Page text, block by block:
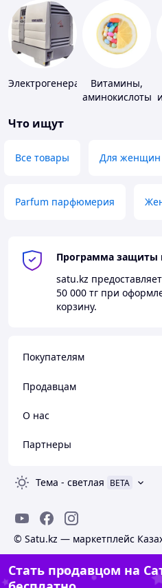
ЭлектрогенераторыВитамины,
аминокислоты
Что ищут
Все товары Для женщин
Parfum парфюмерия
Программа защиты
satu.kz
50 000 тг при
корзину.
Покупателям
Продавцам
О нас
Партнеры
Тема - светлая BETA
© Satu.kz — маркетплейс
Стать продавцом на